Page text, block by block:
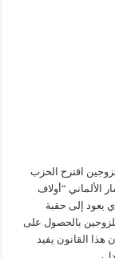
اقترح الحزب
الألماني “أولاف
يعود إلى حقبة
بالحصول على
هذا القانون يفيد